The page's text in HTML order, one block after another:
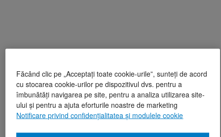
Făcând clic pe „Acceptați toate cookie-urile”, sunteți de acord
cu stocarea cookie-urilor pe dispozitivul dvs. pentru a
îmbunătăți navigarea pe site, pentru a analiza utilizarea site-
ului și pentru a ajuta eforturile noastre de marketing
Notificare privind confidențialitatea și modulele cookie